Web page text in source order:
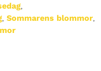
,
, Sommarens blommor,